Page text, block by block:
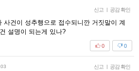
신고 | 공감 확인
사건이 성추행으로 접수되니깐 거짓말이 계
설명이 되는게 있나?
0
0
신고 | 공감 확인